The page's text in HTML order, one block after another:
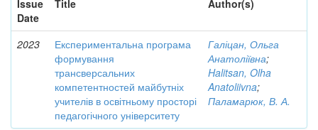
Issue
Date
Title Author(s)
2023
Експериментальна програма
формування
трансверсальних
компетентностей майбутніх
учителів в освітньому просторі
педагогічного університету
Галіцан, Ольга
Анатоліївна;
Halitsan, Olha
Anatoliivna;
Паламарюк, В. А.